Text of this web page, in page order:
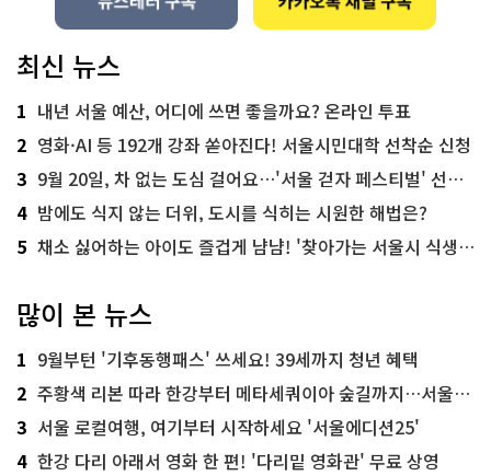
최신 뉴스
1 내년 서울 예산, 어디에 쓰면 좋을까요? 온라인 투표
2 영화·AI 등 192개 강좌 쏟아진다! 서울시민대학 선착순 신청
3 9월 20일, 차 없는 도심 걸어요…'서울 걷자 페스티벌' 선착순 5천명
4 밤에도 식지 않는 더위, 도시를 식히는 시원한 해법은?
5 채소 싫어하는 아이도 즐겁게 냠냠! '찾아가는 서울시 식생활 교육' 현장
많이 본 뉴스
1 9월부턴 '기후동행패스' 쓰세요! 39세까지 청년 혜택
2 주황색 리본 따라 한강부터 메타세쿼이아 숲길까지…서울둘레길 15코스
3 서울 로컬여행, 여기부터 시작하세요 '서울에디션25'
4 한강 다리 아래서 영화 한 편! '다리밑 영화관' 무료 상영